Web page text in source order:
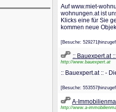
Auf www.miet-
wohnungen.at ist
Klicks eine für Sie
kommen neue
[Besuche:
:: Bauexpert.at
http://www.bauexpert.at
:: Bauexpert.at :: -
[Besuche:
A-
http://www.a-